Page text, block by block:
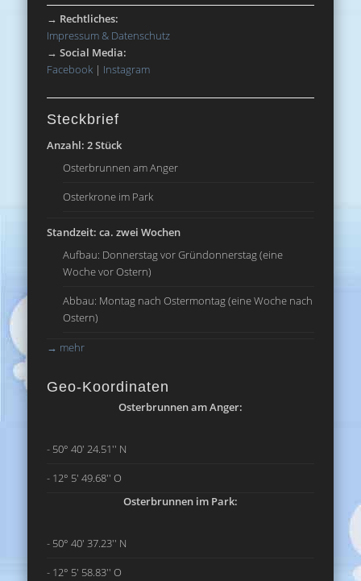
→ Rechtliches:
Impressum & Datenschutz
→Social Media:
Facebook | Instagram
Steckbrief
Anzahl: 2 Stück
Osterbrunnen am Anger
Osterkrone im Park
Standzeit: ca. zwei Wochen
Aufbau: Donnerstag vor Gründonnerstag (eine
Woche vor Ostern)
Abbau: Montag nach Ostermontag (eine Woche nach
Ostern)
→ mehr
Geo-Koordinaten
Osterbrunnen am Anger:
- 50° 40' 24.51'' N
- 12° 5' 49.68'' O
Osterbrunnen im Park:
- 50° 40' 37.23'' N
- 12° 5' 58.83'' O